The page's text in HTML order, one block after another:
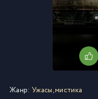
Жанр: Ужасы, мистика